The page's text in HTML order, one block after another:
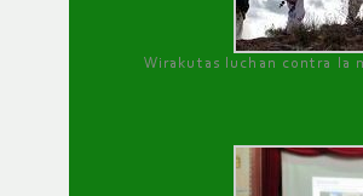
Wirakutas luchan contra la